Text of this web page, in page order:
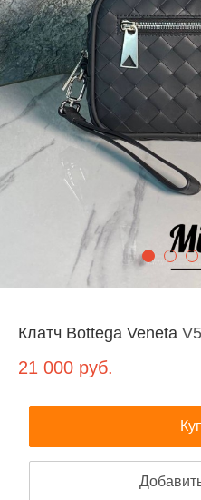
Клатч Bottega Veneta
21 000 руб.